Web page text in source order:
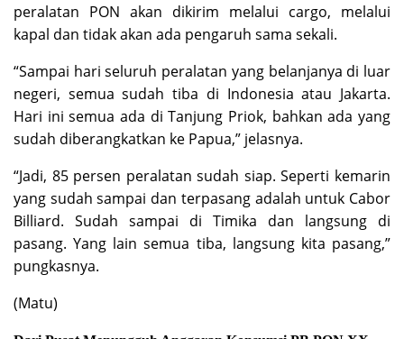
peralatan PON akan dikirim melalui cargo, melalui
kapal dan tidak akan ada pengaruh sama sekali.
“Sampai hari seluruh peralatan yang belanjanya di luar
negeri, semua sudah tiba di Indonesia atau Jakarta.
Hari ini semua ada di Tanjung Priok, bahkan ada yang
sudah diberangkatkan ke Papua,” jelasnya.
“Jadi, 85 persen peralatan sudah siap. Seperti kemarin
yang sudah sampai dan terpasang adalah untuk Cabor
Billiard. Sudah sampai di Timika dan langsung di
pasang. Yang lain semua tiba, langsung kita pasang,”
pungkasnya.
(Matu)